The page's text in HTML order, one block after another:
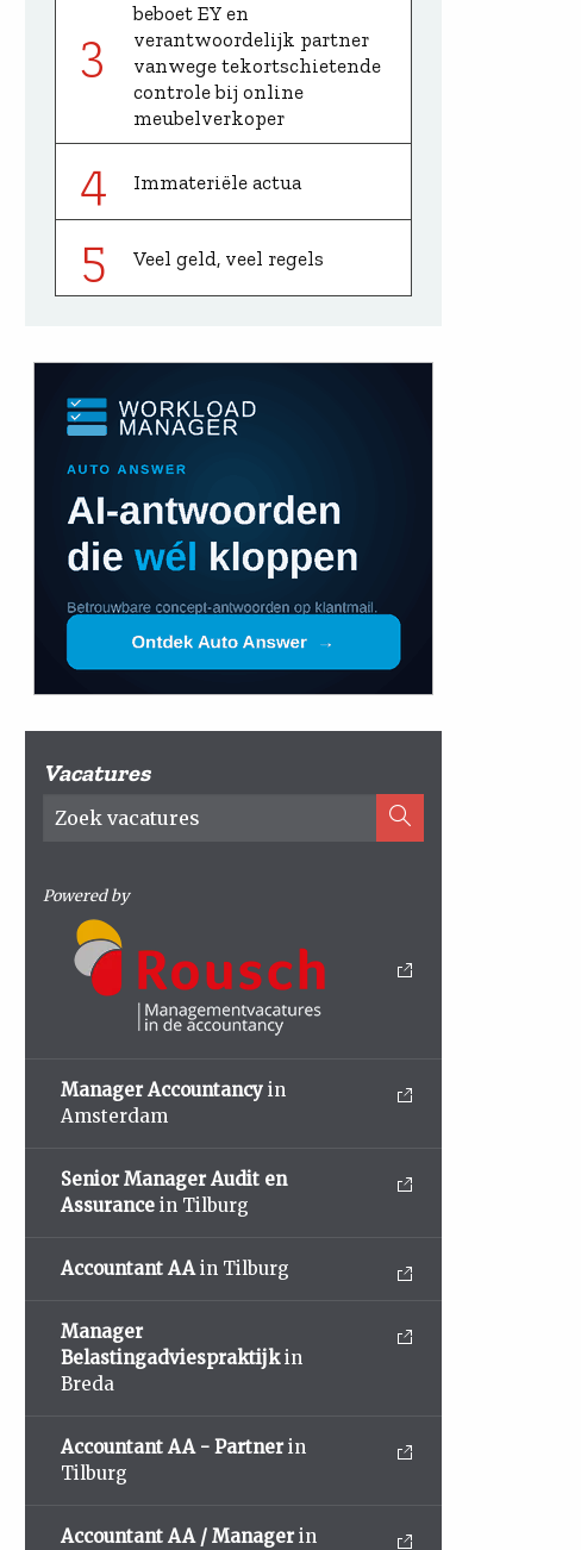
3
beboet EY en
verantwoordelijk partner
vanwege tekortschietende
controle bij online
meubelverkoper
4 Immateriële actua
5 Veel geld, veel regels
Vacatures
Powered by
Manager Accountancy in
Amsterdam
Senior Manager Audit en
Assurance in Tilburg
Accountant AAin Tilburg
Manager
Belastingadviespraktijkin
Breda
Accountant AA - Partner in
Tilburg
Accountant AA / Manager in